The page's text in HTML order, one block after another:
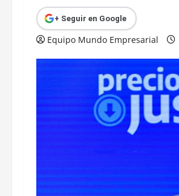
+ Seguir en Google
Equipo Mundo Empresarial